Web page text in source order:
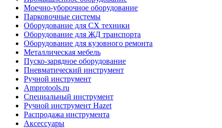
Моечно-уборочное оборудование
Парковочные системы
Оборудование для СХ техники
Оборудование для ЖД транспорта
Оборудование для кузовного ремонта
Металлическая мебель
Пуско-зарядное оборудование
Пневматический инструмент
Ручной инструмент
Amprotools.ru
Специальный инструмент
Ручной инструмент Hazet
Распродажа инструмента
Аксессуары